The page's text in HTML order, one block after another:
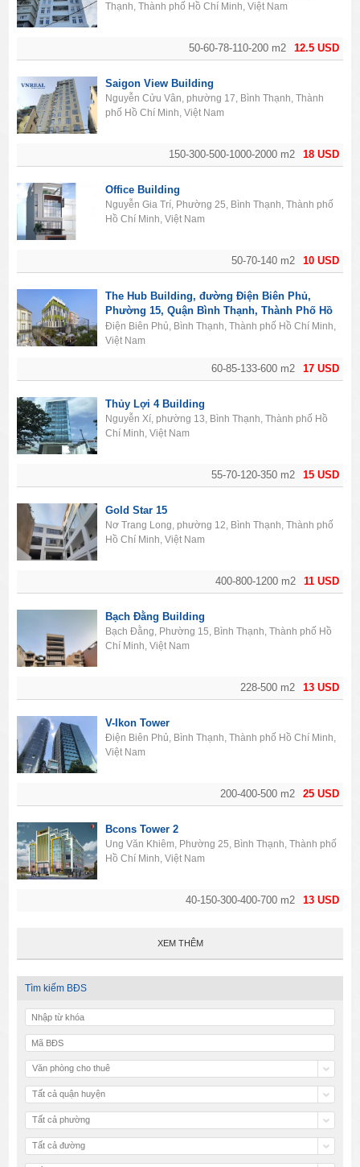
12.5 USD
50-60-78-110-200 m2
Thạnh, Thành phố Hồ Chí Minh, Việt Nam
18 USD
150-300-500-1000-2000 m2
Saigon View Building
Nguyễn Cửu Vân, phường 17, Bình Thạnh, Thành
phố Hồ Chí Minh, Việt Nam
10 USD
50-70-140 m2
Office Building
Nguyễn Gia Trí, Phường 25, Bình Thạnh, Thành phố
Hồ Chí Minh, Việt Nam
17 USD
60-85-133-600 m2
The Hub Building, đường Điện Biên Phủ,
Phường 15, Quận Bình Thạnh, Thành Phố Hồ
Chí Minh
Điện Biên Phủ, Bình Thạnh, Thành phố Hồ Chí Minh,
Việt Nam
15 USD
55-70-120-350 m2
Thủy Lợi 4 Building
Nguyễn Xí, phường 13, Bình Thạnh, Thành phố Hồ
Chí Minh, Việt Nam
11 USD
400-800-1200 m2
Gold Star 15
Nơ Trang Long, phường 12, Bình Thạnh, Thành phố
Hồ Chí Minh, Việt Nam
13 USD
228-500 m2
Bạch Đằng Building
Bạch Đằng, Phường 15, Bình Thạnh, Thành phố Hồ
Chí Minh, Việt Nam
25 USD
200-400-500 m2
V-Ikon Tower
Điện Biên Phủ, Bình Thạnh, Thành phố Hồ Chí Minh,
Việt Nam
13 USD
40-150-300-400-700 m2
Bcons Tower 2
Ung Văn Khiêm, Phường 25, Bình Thạnh, Thành phố
Hồ Chí Minh, Việt Nam
XEM THÊM
Tìm kiếm BĐS
Văn phòng cho thuê
Tất cả quận huyện
Tất cả phường
Tất cả đường